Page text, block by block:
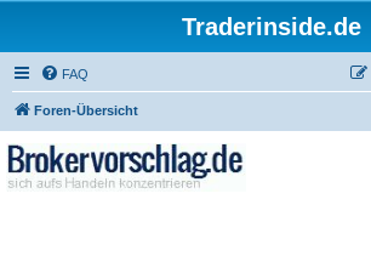
Traderinside.de
FAQ
Foren-Übersicht